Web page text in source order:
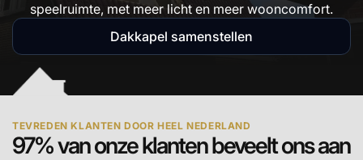
speelruimte, met meer licht en meer wooncomfort.
Dakkapel samenstellen
TEVREDEN KLANTEN DOOR HEEL NEDERLAND
97% van onze klanten beveelt ons aan